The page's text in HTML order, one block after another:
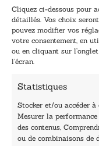
Cliquez ci-dessous pour
détaillés. Vos choix
pouvez modifier vos
votre consentement, en
ou en cliquant sur
l’écran.
Statistiques
Stocker et/ou accéder
Mesurer la
des contenus,
ou de combinaisons de
m
a
i
l
*
40, rue du